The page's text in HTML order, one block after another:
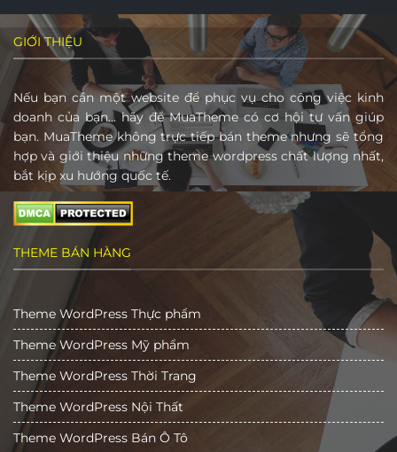
GIỚI THIỆU
Nếu bạn cần một website để phục vụ cho công việc kinh
doanh của bạn… hãy để MuaTheme có cơ hội tư vấn giúp
bạn. MuaTheme không trực tiếp bán theme nhưng sẽ tổng
hợp và giới thiệu những theme wordpress chất lượng nhất,
bắt kịp xu hướng quốc tế.
THEME BÁN HÀNG
Theme WordPress Thực phẩm
Theme WordPress Mỹ phẩm
Theme WordPress Thời Trang
Theme WordPress Nội Thất
Theme WordPress Bán Ô Tô